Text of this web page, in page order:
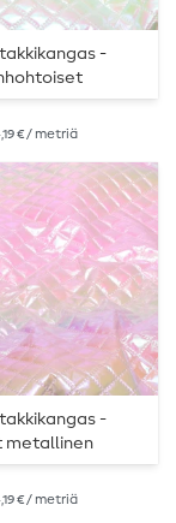
-
timantit
€ / metriä
-
metallinen
€ / metriä